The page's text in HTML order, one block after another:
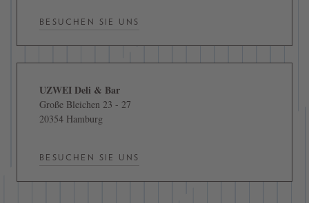
BESUCHEN SIE UNS
UZWEI Deli & Bar
Große Bleichen 23 - 27
20354 Hamburg
BESUCHEN SIE UNS